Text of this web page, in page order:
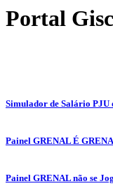
Portal
Simulador de Salário PJU
Painel GRENAL É
Painel GRENAL não se